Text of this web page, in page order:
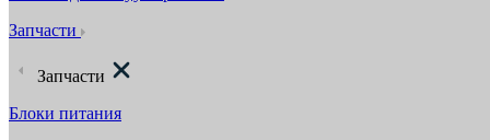
Запчасти
Запчасти
Блоки питания